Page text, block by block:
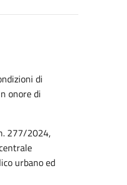
di
onore di
277/2024,
urbano ed